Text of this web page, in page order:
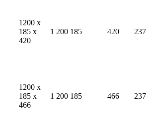
1200 x
185 x
420
1 200 185 420 237
1200 x
185 x
466
1 200 185 466 237